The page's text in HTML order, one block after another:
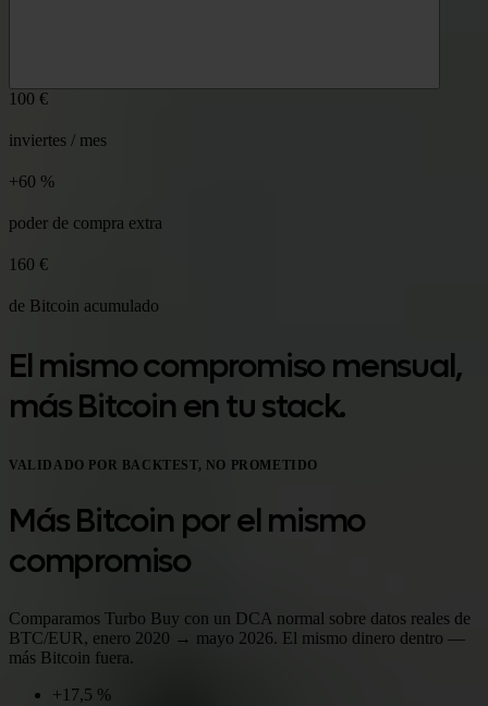
100 €
inviertes / mes
+60 %
poder de compra extra
160 €
de Bitcoin acumulado
El mismo compromiso mensual,
más Bitcoin en tu stack.
VALIDADO POR BACKTEST, NO PROMETIDO
Más Bitcoin por el mismo
compromiso
Comparamos Turbo Buy con un DCA normal sobre datos reales de
BTC/EUR, enero 2020 → mayo 2026. El mismo dinero dentro —
más Bitcoin fuera.
+17,5 %